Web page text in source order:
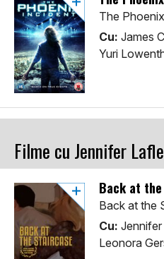
The
Cu: James
Yuri
Filme cu Jennifer
Back at
Back at the
Cu:
Leonora